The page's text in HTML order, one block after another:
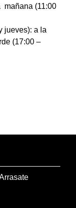
mañana (11:00
jueves): a la
(17:00 –